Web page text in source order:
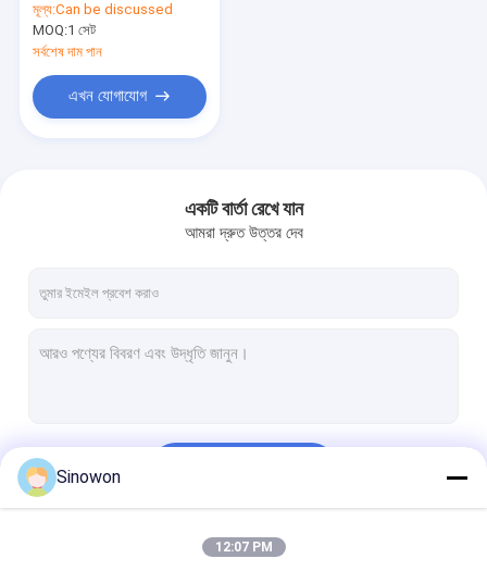
সহজ
মূল্য:Can be discussed
MOQ:1 সেট
সর্বশেষ দাম পান
এখন যোগাযোগ
একটি বার্তা রেখে যান
আমরা দ্রুত উত্তর দেব
Sinowon
12:07 PM